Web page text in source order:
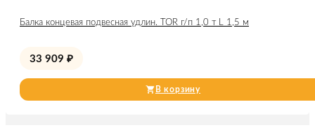
Балка концевая подвесная удлин. TOR г/п 1,0 т L 1,5 м
33 909 ₽
В корзину